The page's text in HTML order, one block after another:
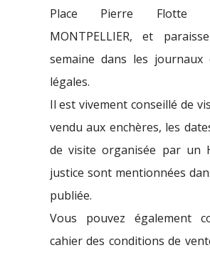
Place Pierre Flotte
MONTPELLIER, et
semaine dans les journaux
légales.
Il est vivement conseillé de
vendu aux enchères, les
de visite organisée par un
justice sont mentionnées
publiée.
Vous pouvez également
cahier des conditions de